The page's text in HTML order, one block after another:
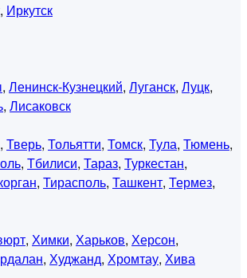
, Иркутск
, Ленинск-Кузнецкий, Луганск, Луцк,
, Лисаковск
, Тверь, Тольятти, Томск, Тула, Тюмень,
, Тбилиси, Тараз, Туркестан,
, Тирасполь, Ташкент, Термез,
, Химки, Харьков, Херсон,
, Худжанд, Хромтау, Хива